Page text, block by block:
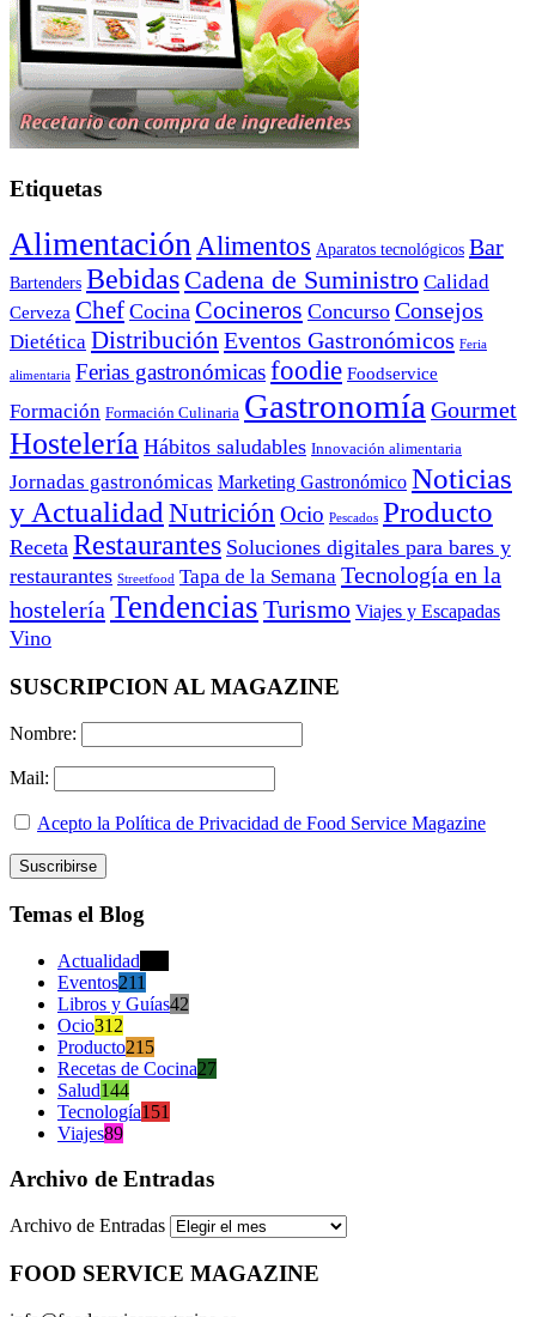
Etiquetas
Alimentación Alimentos Aparatos tecnológicos Bar
Bartenders Bebidas Cadena de Suministro Calidad
Cerveza Chef Cocina Cocineros Concurso Consejos
Dietética Distribución Eventos Gastronómicos Feria
alimentaria Ferias gastronómicasfoodie Foodservice
Formación Formación Culinaria Gastronomía Gourmet
Hostelería Hábitos saludables Innovación alimentaria
Jornadas gastronómicas Marketing Gastronómico Noticias
y Actualidad Nutrición Ocio Pescados Producto
Receta Restaurantes Soluciones digitales para bares y
restaurantes Streetfood Tapa de la Semana Tecnología en la
hostelería Tendencias Turismo Viajes y Escapadas
Vino
SUSCRIPCION AL MAGAZINE
Nombre:
Mail:
Acepto la Política de Privacidad de Food Service Magazine
Temas el Blog
Actualidad
Eventos211
Libros y Guías42
Ocio312
Producto215
Recetas de Cocina27
Salud144
Tecnología151
Viajes89
Archivo de Entradas
Archivo de Entradas
FOOD SERVICE MAGAZINE